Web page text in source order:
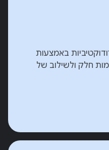
באמצעות
חלק ולשילוב של